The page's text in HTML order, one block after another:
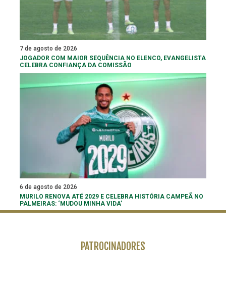
7 de agosto de 2026
JOGADOR COM MAIOR SEQUÊNCIA NO ELENCO, EVANGELISTA
CELEBRA CONFIANÇA DA COMISSÃO
6 de agosto de 2026
MURILO RENOVA ATÉ 2029 E CELEBRA HISTÓRIA CAMPEÃ NO
PALMEIRAS: ‘MUDOU MINHA VIDA’
PATROCINADORES